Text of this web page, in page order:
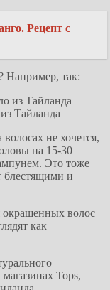
Рецепт с
Например, так:
Тайланда
не хочется,
на 15-30
Это тоже
блестящими и
окрашенных волос
как
Tops,